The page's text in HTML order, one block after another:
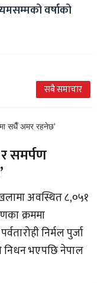
वर्षाको
सबै समाचार
समर्पण
अवस्थित ८,०५१
क्रममा
निर्मल पुर्जा
निधन भएपछि नेपाल